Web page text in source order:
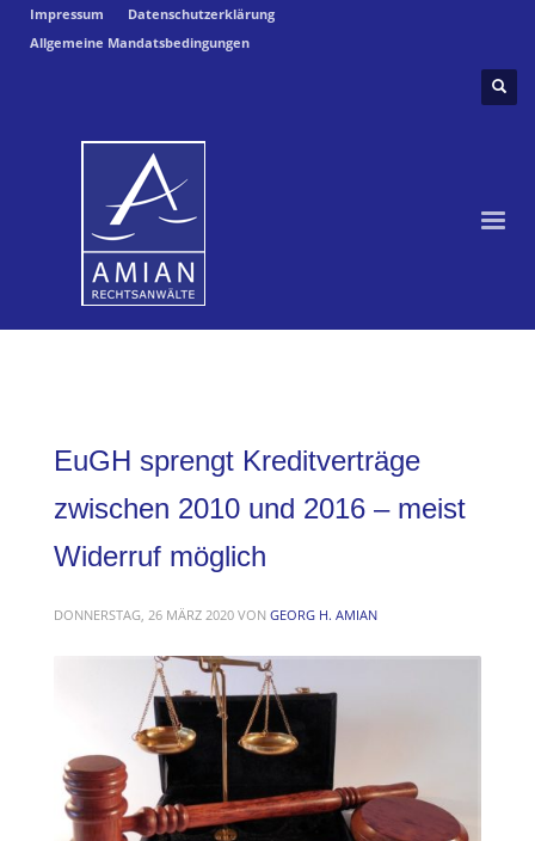
Impressum
Datenschutzerklärung
Allgemeine Mandatsbedingungen
EuGH sprengt Kreditverträge
zwischen 2010 und 2016 – meist
Widerruf möglich
DONNERSTAG, 26 MÄRZ 2020 VON GEORG H. AMIAN